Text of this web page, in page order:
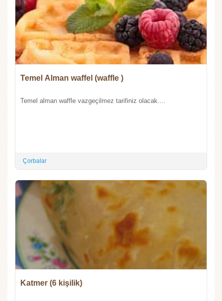
Temel Alman waffel (waffle )
Temel alman waffle vazgeçilmez tarifiniz olacak....
Çorbalar
Katmer (6 kişilik)